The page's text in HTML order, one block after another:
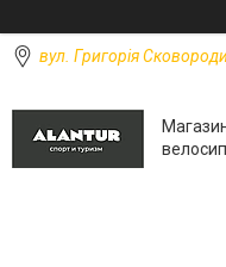
вул. Григорія